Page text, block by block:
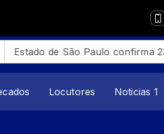
de São Paulo confirma 23
Locutores Noticias 1